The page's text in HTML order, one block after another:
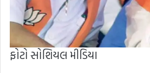
ફોટો સોશિયલ મીડિયા